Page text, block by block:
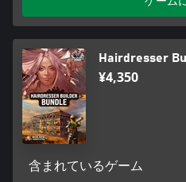
Hairdresser
¥4,350
含まれているゲーム